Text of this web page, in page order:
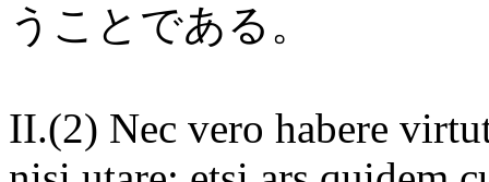
うことである。
II.(2) Nec vero habere